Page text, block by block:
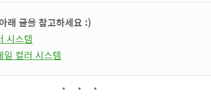
래 글을 참고하세요 :)
시스템
컬러 시스템